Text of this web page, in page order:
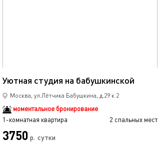
Уютная студия на бабушкинской
Москва, ул.Лётчика Бабушкина, д.29 к 2
моментальное бронирование
1-комнатная квартира
2 спальных мест
3750 р. сутки